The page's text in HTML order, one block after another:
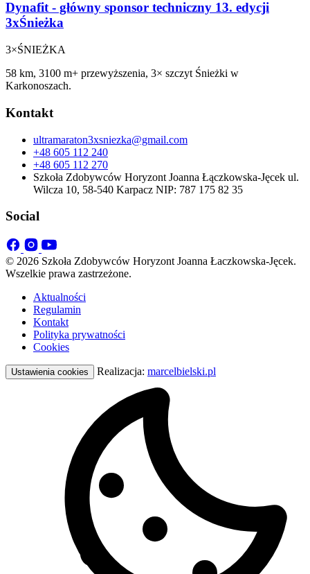
Dynafit - główny sponsor techniczny 13. edycji
3xŚnieżka
3×ŚNIEŻKA
58 km, 3100 m+ przewyższenia, 3× szczyt Śnieżki w
Karkonoszach.
Kontakt
ultramaraton3xsniezka@gmail.com
+48 605 112 240
+48 605 112 270
Szkoła Zdobywców Horyzont Joanna Łączkowska-Jęcek ul.
Wilcza 10, 58-540 Karpacz NIP: 787 175 82 35
Social
© 2026 Szkoła Zdobywców Horyzont Joanna Łaczkowska-Jęcek.
Wszelkie prawa zastrzeżone.
Aktualności
Regulamin
Kontakt
Polityka prywatności
Cookies
Ustawienia cookies Realizacja: marcelbielski.pl